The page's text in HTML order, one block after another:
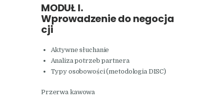
MODUŁ I.
Wprowadzenie do negocja
cji
Aktywne słuchanie
Analiza potrzeb partnera
Typy osobowości (metodologia DISC)
Przerwa kawowa